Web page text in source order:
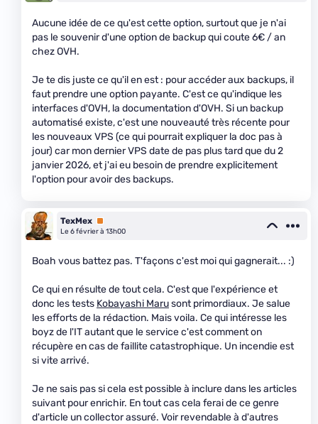
Aucune idée de ce qu'est cette option, surtout que je n'ai
pas le souvenir d'une option de backup qui coute 6€ / an
chez OVH.
Je te dis juste ce qu'il en est : pour accéder aux backups, il
faut prendre une option payante. C'est ce qu'indique les
interfaces d'OVH, la documentation d'OVH. Si un backup
automatisé existe, c'est une nouveauté très récente pour
les nouveaux VPS (ce qui pourrait expliquer la doc pas à
jour) car mon dernier VPS date de pas plus tard que du 2
janvier 2026, et j'ai eu besoin de prendre explicitement
l'option pour avoir des backups.
TexMex Premium
Le 6 février à 13h00
Boah vous battez pas. T'façons c'est moi qui gagnerait... :)
Ce qui en résulte de tout cela. C'est que l'expérience et
donc les tests Kobayashi Marusont primordiaux. Je salue
les efforts de la rédaction. Mais voila. Ce qui intéresse les
boyz de l'IT autant que le service c'est comment on
récupère en cas de faillite catastrophique. Un incendie est
si vite arrivé.
Je ne sais pas si cela est possible à inclure dans les articles
suivant pour enrichir. En tout cas cela ferai de ce genre
d'article un collector assuré. Voir revendable à d'autres